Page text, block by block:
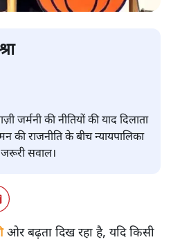
जर्मनी की नीतियों की याद दिलाता
की राजनीति के बीच न्यायपालिका
सवाल।
ओर बढ़ता दिख रहा है, यदि किसी